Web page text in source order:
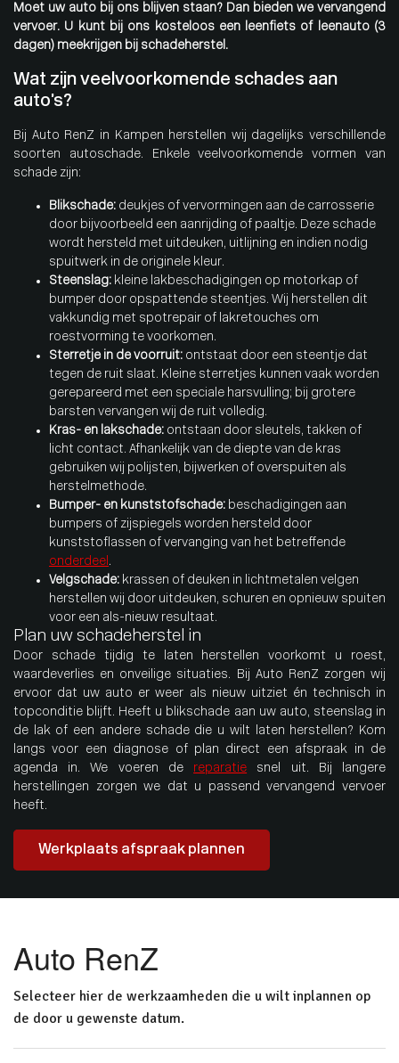
Moet uw auto bij ons blijven staan? Dan bieden we vervangend
vervoer. U kunt bij ons kosteloos een leenfiets of leenauto (3
dagen) meekrijgen bij schadeherstel.
Wat zijn veelvoorkomende schades aan
auto’s?
Bij Auto RenZ in Kampen herstellen wij dagelijks verschillende
soorten autoschade. Enkele veelvoorkomende vormen van
schade zijn:
Blikschade: deukjes of vervormingen aan de carrosserie
door bijvoorbeeld een aanrijding of paaltje. Deze schade
wordt hersteld met uitdeuken, uitlijning en indien nodig
spuitwerk in de originele kleur.
Steenslag: kleine lakbeschadigingen op motorkap of
bumper door opspattende steentjes. Wij herstellen dit
vakkundig met spotrepair of lakretouches om
roestvorming te voorkomen.
Sterretje in de voorruit: ontstaat door een steentje dat
tegen de ruit slaat. Kleine sterretjes kunnen vaak worden
gerepareerd met een speciale harsvulling; bij grotere
barsten vervangen wij de ruit volledig.
Kras- en lakschade: ontstaan door sleutels, takken of
licht contact. Afhankelijk van de diepte van de kras
gebruiken wij polijsten, bijwerken of overspuiten als
herstelmethode.
Bumper- en kunststofschade: beschadigingen aan
bumpers of zijspiegels worden hersteld door
kunststoflassen of vervanging van het betreffende
onderdeel.
Velgschade: krassen of deuken in lichtmetalen velgen
herstellen wij door uitdeuken, schuren en opnieuw spuiten
voor een als-nieuw resultaat.
Plan uw schadeherstel in
Door schade tijdig te laten herstellen voorkomt u roest,
waardeverlies en onveilige situaties. Bij Auto RenZ zorgen wij
ervoor dat uw auto er weer als nieuw uitziet én technisch in
topconditie blijft. Heeft u blikschade aan uw auto, steenslag in
de lak of een andere schade die u wilt laten herstellen? Kom
langs voor een diagnose of plan direct een afspraak in de
agenda in. We voeren de reparatie snel uit. Bij langere
herstellingen zorgen we dat u passend vervangend vervoer
heeft.
Werkplaats afspraak plannen